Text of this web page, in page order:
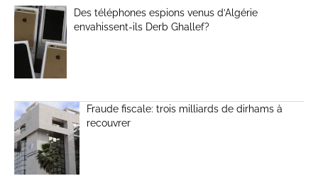
Des téléphones espions venus d’Algérie
envahissent-ils Derb Ghallef?
Fraude fiscale: trois milliards de dirhams à
recouvrer